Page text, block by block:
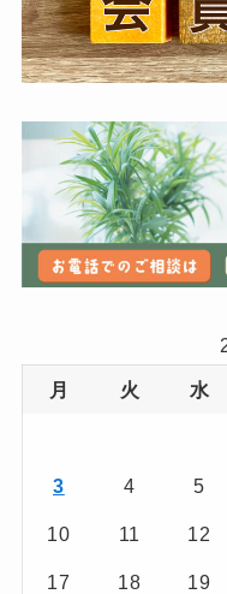
月 火 水
3 4 5
10 11 12
17 18 19